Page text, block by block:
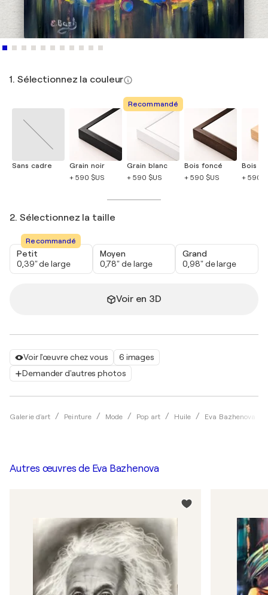
Voir l'œuvre chez vous
6 images
Demander d'autres photos
Galerie d'art Peinture Mode Pop art Huile Eva Bazhenova
1. Sélectionnez la couleur
Sans cadre
Grain noir
+ 590 $US
Recommandé
Grain blanc
+ 590 $US
Bois foncé
+ 590 $US
Bois
+ 590
2. Sélectionnez la taille
Recommandé
Petit
0,39" de large
Moyen
0,78" de large
Grand
0,98" de large
Voir en 3D
Autres œuvres de Eva Bazhenova